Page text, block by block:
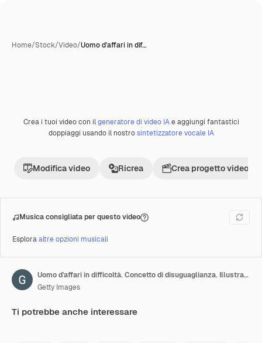
Home/Stock/Video/Uomo d'affari in dif…
Premium
Crea i tuoi video con ilgeneratore di video IAe aggiungi fantastici
doppiaggi usando il nostrosintetizzatore vocale IA
Modifica video Ricrea Crea progetto video
Musica consigliata per questo video
Esploraaltre opzioni musicali
Uomo d'affari in difficoltà. Concetto di disuguaglianza. Illustrazione in loop in stile piatto
Getty Images
Ti potrebbe anche interessare